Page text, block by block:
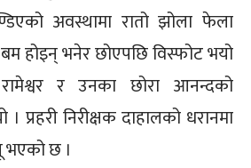
अवस्थामा रातो झोला फेला
होइन् भनेर छोएपछि विस्फोट भयो
र उनका छोरा आनन्दको
प्रहरी निरीक्षक दाहालको धरानमा
भएको छ ।